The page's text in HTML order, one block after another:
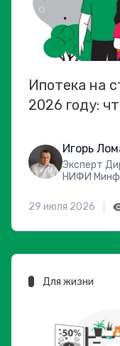
Ипотека на
2026 году:
Игорь
Эксперт
НИФИ
29 июля 2026
Для жизни